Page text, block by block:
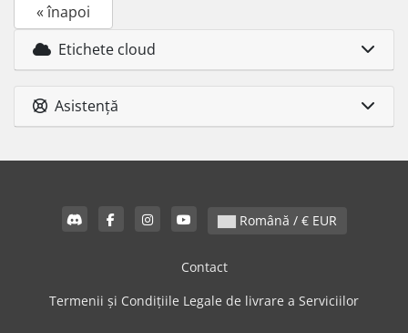
« înapoi
Etichete cloud
Asistență
Română / € EUR
Contact
Termenii și Condițiile Legale de livrare a Serviciilor